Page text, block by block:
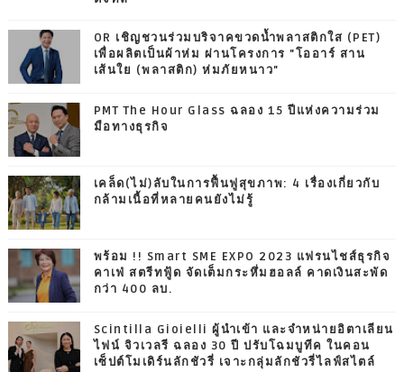
OR เชิญชวนร่วมบริจาคขวดน้ำพลาสติกใส (PET)
เพื่อผลิตเป็นผ้าห่ม ผ่านโครงการ "โออาร์ สาน
เส้นใย (พลาสติก) ห่มภัยหนาว"
PMT The Hour Glass ฉลอง 15 ปีแห่งความร่วม
มือทางธุรกิจ
เคล็ด(ไม่)ลับในการฟื้นฟูสุขภาพ: 4 เรื่องเกี่ยวกับ
กล้ามเนื้อที่หลายคนยังไม่รู้
พร้อม !! Smart SME EXPO 2023 แฟรนไชส์ธุรกิจ
คาเฟ่ สตรีทฟู้ด จัดเต็มกระหึ่มฮอลล์ คาดเงินสะพัด
กว่า 400 ลบ.
Scintilla Gioielli ผู้นำเข้า และจำหน่ายอิตาเลียน
ไฟน์ จิวเวลรี ฉลอง 30 ปี ปรับโฉมบูทีค ในคอน
เซ็ปต์โมเดิร์นลักชัวรี่ เจาะกลุ่มลักชัวรี่ไลฟ์สไตล์